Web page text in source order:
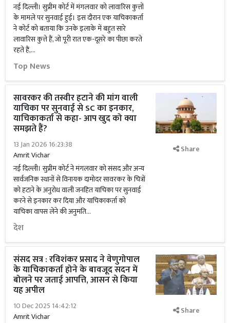
नई दिल्ली। सुप्रीम कोर्ट में मंगलवार को लावारिस कुत्तों
के मामले पर सुनवाई हुई। इस दौरान एक याचिकाकर्ता
ने कोर्ट को बताया कि उनके इलाके में बहुत सारे
लावारिस कुत्ते हैं, जो पूरी रात एक-दूसरे का पीछा करते
रहते हैं,...
Top News
सावरकर की तस्वीर हटाने की मांग वाली
याचिका पर सुनवाई से SC का इनकार,
याचिकाकर्ता से कहा- आप खुद को क्या
समझते हैं?
13 Jan 2026 16:23:38
Amrit Vichar
नई दिल्ली। सुप्रीम कोर्ट ने मंगलवार को संसद और अन्य
सार्वजनिक स्थानों से विनायक दामोदर सावरकर के चित्रों
को हटाने के अनुरोध वाली जनहित याचिका पर सुनवाई
करने से इनकार कर दिया और याचिकाकर्ता को
याचिका वापस लेने की अनुमति...
देश
Share
संसद सत्र : रविशंकर प्रसाद ने वेणुगोपाल
के याचिकाकर्ता होने के बावजूद सदन में
बोलने पर जताई आपत्ति, आसन से किया
यह अपील
10 Dec 2025 14:42:12
Amrit Vichar
Share